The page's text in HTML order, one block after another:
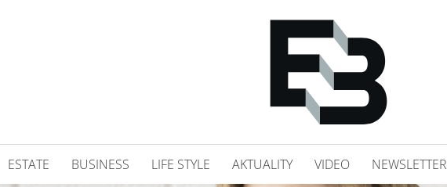
ESTATE BUSINESS LIFE STYLE AKTUALITY VIDEO NEWSLETTER